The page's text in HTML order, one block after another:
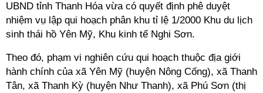
UBND tỉnh Thanh Hóa vừa có quyết định phê duyệt
nhiệm vụ lập qui hoạch phân khu tỉ lệ 1/2000 Khu du lịch
sinh thái hồ Yên Mỹ, Khu kinh tế Nghi Sơn.
Theo đó, phạm vi nghiên cứu qui hoạch thuộc địa giới
hành chính của xã Yên Mỹ (huyện Nông Cống), xã Thanh
Tân, xã Thanh Kỳ (huyện Như Thanh), xã Phú Sơn (thị